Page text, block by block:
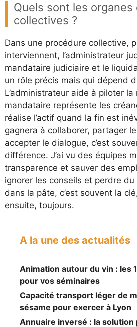
Quels sont les
collectives ?
Dans une procédure collective,
interviennent, l’administrateur
mandataire judiciaire et le
un rôle précis mais qui dépend
L’administrateur aide à piloter la
mandataire représente les
réalise l’actif quand la fin est
gagnera à collaborer, partager
accepter le dialogue, c’est
différence. J’ai vu des équipes
transparence et sauver des
ignorer les conseils et perdre du
dans la pâte, c’est souvent la
ensuite, toujours.
A la une des actualités
Animation autour du vin : les
pour vos séminaires
Capacité transport léger de
sésame pour exercer à Lyon
Annuaire inversé : la